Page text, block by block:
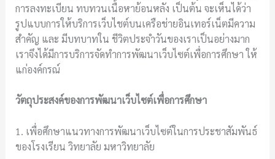
การลงทะเบียน ทบทวนเนื้อหาย้อนหลัง เป็นต้น จะเห็นได้ว่า
รูปแบบการให้บริการเว็บไชต์บนเครือช่ายอินเทอร์เน็ตมีความ
สำคัญ และ มีบทบาทใน ชีวิตประจำวันของเราเป็นอย่างมาก
เราจึงได้มีการบริการจัดทำการพัฒนาเว็บไซต์เพื่อการศึกษา ให้
แก่องค์กรณ์
วัตถุประสงค์ของการพัฒนาเว็บไซต์เพื่อการศึกษา
1. เพื่อศึกษาแนวทางการพัฒนาเว็บไซต์ในการประชาสัมพันธ์
ของโรงเรียน วิทยาลัย มหาวิทยาลัย